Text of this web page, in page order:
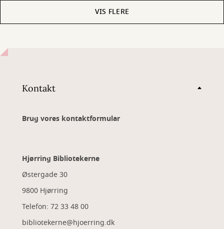
VIS FLERE
Kontakt
Brug vores kontaktformular
Hjørring Bibliotekerne
Østergade 30
9800 Hjørring
Telefon: 72 33 48 00
bibliotekerne@hjoerring.dk